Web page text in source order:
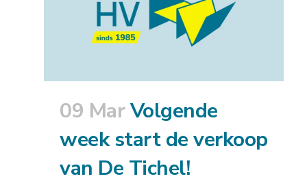
09 MarVolgende
week start de verkoop
van De Tichel!